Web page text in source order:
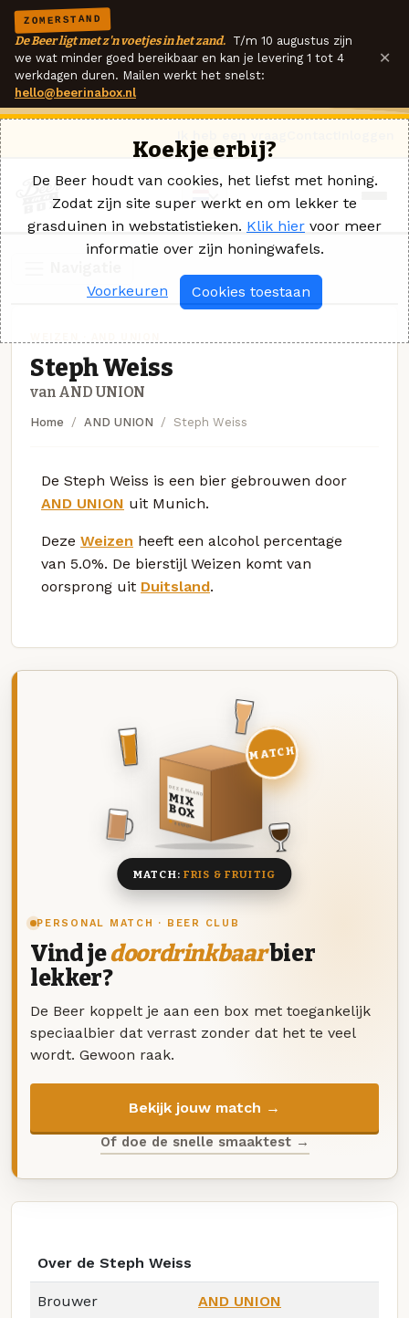
ZOMERSTAND
De Beer ligt met z'n voetjes in het zand. T/m 10 augustus zijn
we wat minder goed bereikbaar en kan je levering 1 tot 4
werkdagen duren. Mailen werkt het snelst:
hello@beerinabox.nl
×
Steph Weiss
van AND UNION
Home AND UNION Steph Weiss
De Steph Weiss is een bier gebrouwen door
AND UNION uit Munich.
Deze Weizen heeft een alcohol percentage
van 5.0%. De bierstijl Weizen komt van
oorsprong uit Duitsland.
PERSONAL MATCH · BEER CLUB
Vind jedoordrinkbaarbier
lekker?
De Beer koppelt je aan een box met toegankelijk
speciaalbier dat verrast zonder dat het te veel
wordt. Gewoon raak.
Bekijk jouw match →
Of doe de snelle smaaktest →
DEZE MAAND
MIX
BOX
8 BIEREN
MATCH
MATCH: FRIS & FRUITIG
Over de Steph Weiss
Brouwer AND UNION
Koekje erbij?
De Beer houdt van cookies, het liefst met honing.
Zodat zijn site super werkt en om lekker te
grasduinen in webstatistieken. Klik hier voor meer
informatie over zijn honingwafels.
Voorkeuren Cookies toestaan